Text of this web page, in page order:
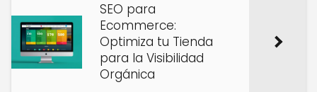
SEO para
Ecommerce:
Optimiza tu Tienda
para la Visibilidad
Orgánica